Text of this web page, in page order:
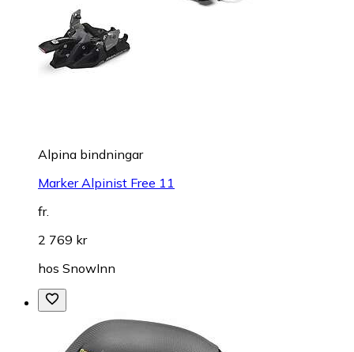
Alpina bindningar
Marker Alpinist Free 11
fr.
2 769 kr
hos SnowInn